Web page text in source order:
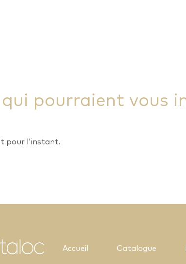
pourraient vous
pour l'instant.
Accueil Catalogue